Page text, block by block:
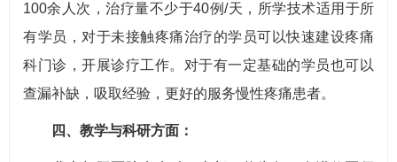
100余人次，治疗量不少于40例/天，所学技术适用于所
有学员，对于未接触疼痛治疗的学员可以快速建设疼痛
科门诊，开展诊疗工作。对于有一定基础的学员也可以
查漏补缺，吸取经验，更好的服务慢性疼痛患者。
四、教学与科研方面：